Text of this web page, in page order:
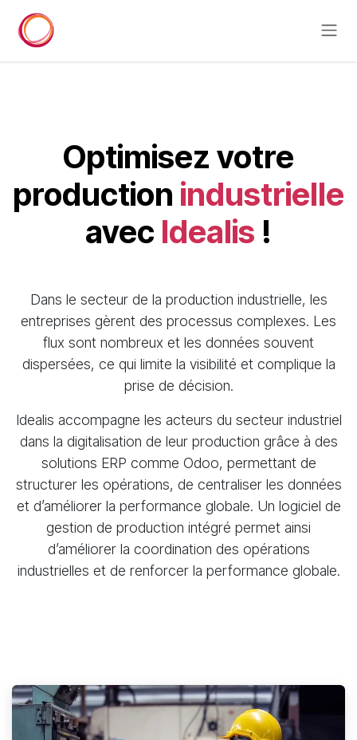
Optimisez votre
production industrielle
avec Idealis !
Dans le secteur de la production industrielle, les
entreprises gèrent des processus complexes. Les
flux sont nombreux et les données souvent
dispersées, ce qui limite la visibilité et complique la
prise de décision.
Idealis accompagne les acteurs du secteur industriel
dans la digitalisation de leur production grâce à des
solutions ERP comme Odoo, permettant de
structurer les opérations, de centraliser les données
et d’améliorer la performance globale. Un logiciel de
gestion de production intégré permet ainsi
d’améliorer la coordination des opérations
industrielles et de renforcer la performance globale.